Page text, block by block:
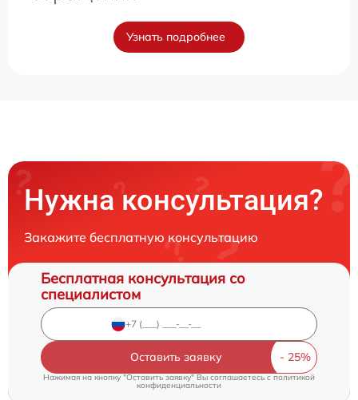
Узнать подробнее
Нужна консультация?
Закажите бесплатную консультацию
Бесплатная консультация со
специалистом
Оставить заявку
Нажимая на кнопку "Оставить заявку" Вы соглашаетесь cполитикой
конфиденциальности